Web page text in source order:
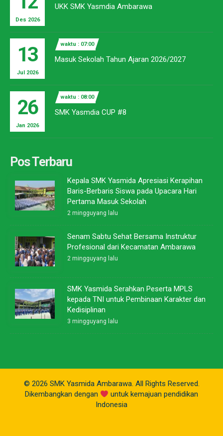
Des 2026
UKK SMK Yasmdia Ambarawa
13
Jul 2026
waktu : 07:00
Masuk Sekolah Tahun Ajaran 2026/2027
26
Jan 2026
waktu : 08:00
SMK Yasmdia CUP #8
Pos Terbaru
Kepala SMK Yasmida Apresiasi Kerapihan
Baris-Berbaris Siswa pada Upacara Hari
Pertama Masuk Sekolah
2 mingguyang lalu
Senam Sabtu Sehat Bersama Instruktur
Profesional dari Kecamatan Ambarawa
2 mingguyang lalu
SMK Yasmida Serahkan Peserta MPLS
kepada TNI untuk Pembinaan Karakter dan
Kedisiplinan
3 mingguyang lalu
© 2026 SMK Yasmida Ambarawa. All Rights Reserved.
Dikembangkan dengan
untuk kemajuan pendidikan
Indonesia